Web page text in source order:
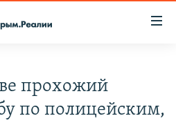
прохожий
по полицейским,